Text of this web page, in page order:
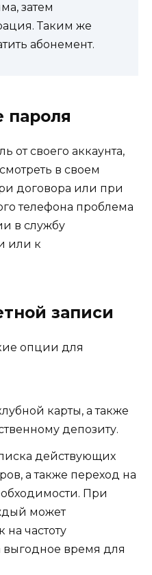
затем
Таким же
абонемент.
пароля
от своего аккаунта,
в своем
договора или при
телефона проблема
в службу
или к
записи
опции для
карты, а также
депозиту.
действующих
а также переход на
При
может
на частоту
выгодное время для